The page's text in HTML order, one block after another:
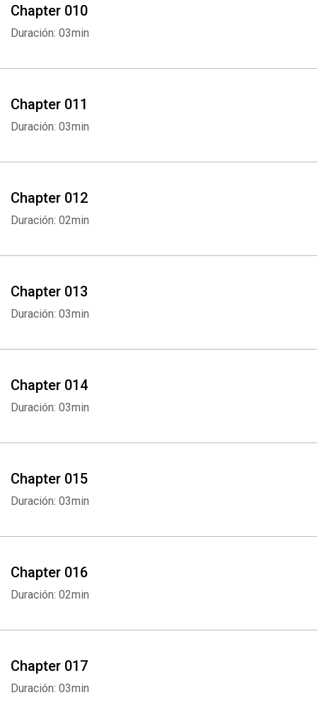
Chapter 010
Duración: 03min
Chapter 011
Duración: 03min
Chapter 012
Duración: 02min
Chapter 013
Duración: 03min
Chapter 014
Duración: 03min
Chapter 015
Duración: 03min
Chapter 016
Duración: 02min
Chapter 017
Duración: 03min